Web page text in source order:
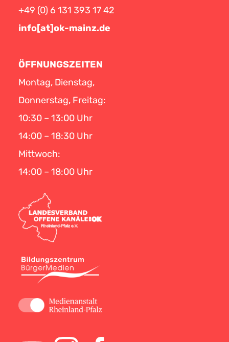
+49 (0) 6 131 393 17 42
info[at]ok-mainz.de
ÖFFNUNGSZEITEN
Montag, Dienstag,
Donnerstag, Freitag:
10:30 – 13:00 Uhr
14:00 – 18:30 Uhr
Mittwoch:
14:00 – 18:00 Uhr